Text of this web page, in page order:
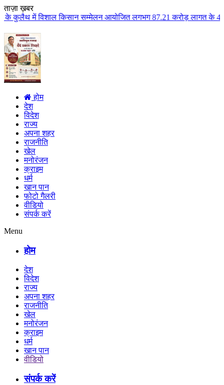
ताज़ा ख़बर
आयोजित लगभग 87.21 करोड़ लागत के 41 विकास कार्यों का
होम
देश
विदेश
राज्य
अपना शहर
राजनीति
खेल
मनोरंजन
क्राइम
धर्म
खान पान
फोटो गैलरी
वीडियो
संपर्क करें
Menu
होम
देश
विदेश
राज्य
अपना शहर
राजनीति
खेल
मनोरंजन
क्राइम
धर्म
खान पान
वीडियो
संपर्क करें